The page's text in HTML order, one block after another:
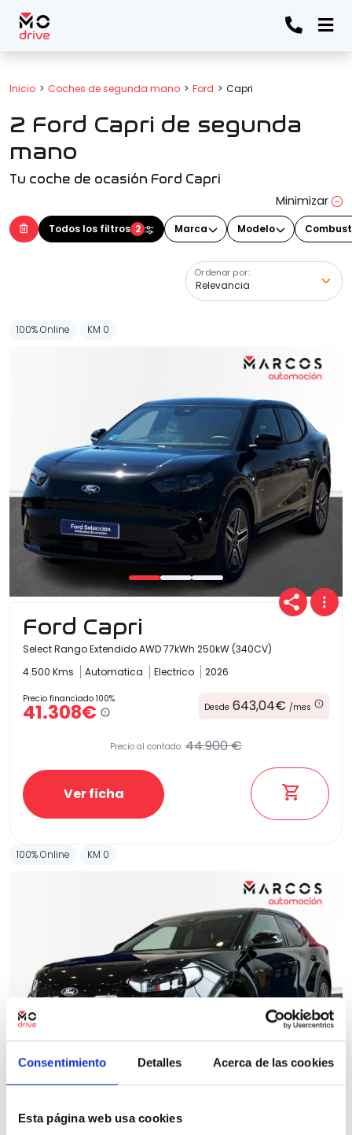
Consentimiento Detalles Acerca de las cookies
Esta página web usa cookies
Inicio Coches de segunda mano Ford Capri
2 Ford Capri de segunda
mano
Tu coche de ocasión Ford Capri
Minimizar
Todos los filtros 2 Marca Modelo
Ordenar por:
Todos los filtros
Marca
(Elige una o varias marcas)
(Elige uno o varios modelos)
Cuota
Año
Combustible
(Elige una o varias opciones)
Etiqueta medioambiental
Potencia
Carrocería
100% Online KM 0
Ford Capri
Select Rango Extendido AWD 77kWh 250kW (340CV)
4.500 Kms
Automatica Electrico 2026
Precio financiado 100%
41.308€ Desde 643,04€ /mes
Precio al contado: 44.900 €
Ver ficha
100% Online KM 0